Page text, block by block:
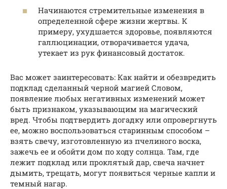
Начинаются стремительные изменения в
определенной сфере жизни жертвы. К
примеру, ухудшается здоровье, появляются
галлюцинации, отворачивается удача,
утекает из рук финансовый достаток.
Вас может заинтересовать: Как найти и обезвредить
подклад сделанный черной магией Словом,
появление любых негативных изменений может
быть признаком, указывающим на магический
вред. Чтобы подтвердить догадку или опровергнуть
ее, можно воспользоваться старинным способом –
взять свечу, изготовленную из пчелиного воска,
зажечь ее и обойти дом по ходу солнца. Там, где
лежит подклад или проклятый дар, свеча начнет
дымить, трещать, могут появиться черные капли и
темный нагар.